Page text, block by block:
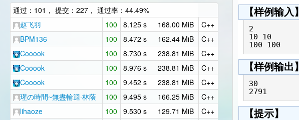
通过：101， 提交：227， 通过率：44.49%
赵飞羽
100 8.125 s 168.00 MiB
C++
BPM136
100 8.472 s 162.44 MiB
C++
Cooook
100 8.730 s 238.81 MiB
C++
Cooook
100 8.976 s 238.81 MiB
C++
Cooook
100 9.452 s 238.81 MiB
C++
瑆の時間~無盡輪迴·林蔭
100 9.495 s 166.25 MiB
C++
lihaoze
100 9.530 s 129.71 MiB
C++
【样例输入】
2
10 10
【样例输出】
30
【提示】